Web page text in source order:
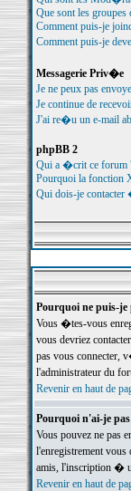
Que sont les groupes
Comment puis-je
Comment puis-je
Messagerie Priv�e
Je ne peux pas
Je continue de
J'ai re�u un e-mail
phpBB 2
Qui a �crit ce forum
Pourquoi la fonction
Qui dois-je
Pourquoi ne puis-je
Vous �tes-vous
vous devriez
pas vous connecter,
l'administrateur du
Revenir en haut de
Pourquoi n'ai-je
Vous pouvez ne pas
l'enregistrement
amis, l'inscription �
Revenir en haut de